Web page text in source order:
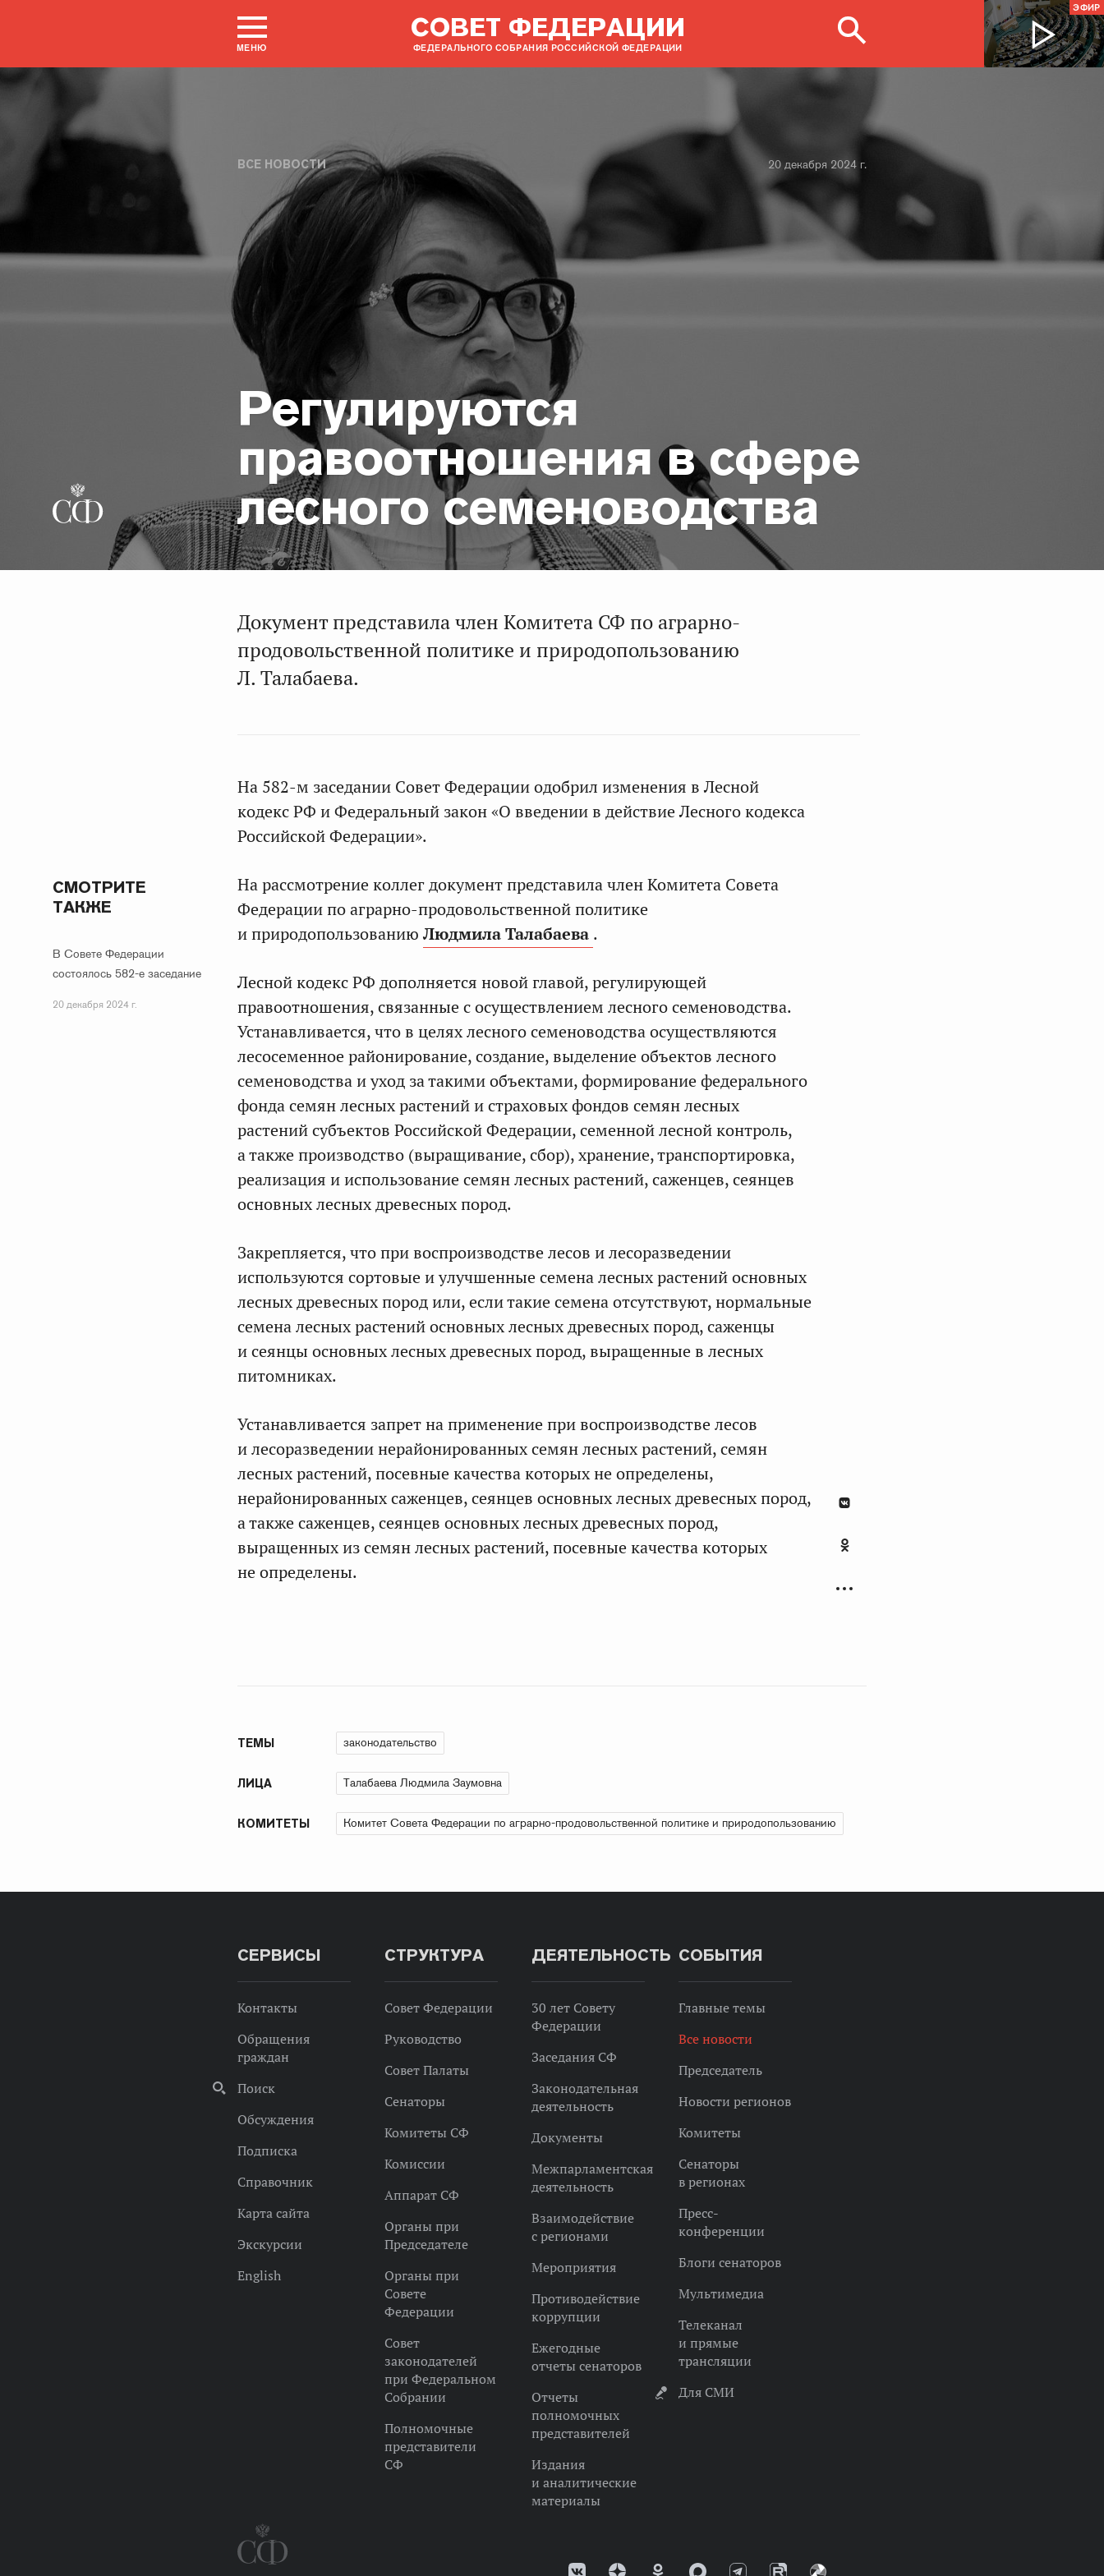
МЕНЮ
СОВЕТ ФЕДЕРАЦИИ
ФЕДЕРАЛЬНОГО СОБРАНИЯ РОССИЙСКОЙ ФЕДЕРАЦИИ
ЭФИР
ВСЕ НОВОСТИ
Регулируются
правоотношения в сфере
лесного семеноводства
20 декабря 2024 г.
Документ представила член Комитета СФ по аграрно-
продовольственной политике и природопользованию
Л. Талабаева.
На 582-м заседании Совет Федерации одобрил изменения в Лесной
кодекс РФ и Федеральный закон «О введении в действие Лесного кодекса
Российской Федерации».
СМОТРИТЕ
ТАКЖЕ
В Совете Федерации
состоялось 582-е заседание
20 декабря 2024 г.
На рассмотрение коллег документ представила член Комитета Совета
Федерации по аграрно-продовольственной политике
и природопользованию Людмила Талабаева .
Лесной кодекс РФ дополняется новой главой, регулирующей
правоотношения, связанные с осуществлением лесного семеноводства.
Устанавливается, что в целях лесного семеноводства осуществляются
лесосеменное районирование, создание, выделение объектов лесного
семеноводства и уход за такими объектами, формирование федерального
фонда семян лесных растений и страховых фондов семян лесных
растений субъектов Российской Федерации, семенной лесной контроль,
а также производство (выращивание, сбор), хранение, транспортировка,
реализация и использование семян лесных растений, саженцев, сеянцев
основных лесных древесных пород.
Закрепляется, что при воспроизводстве лесов и лесоразведении
используются сортовые и улучшенные семена лесных растений основных
лесных древесных пород или, если такие семена отсутствуют, нормальные
семена лесных растений основных лесных древесных пород, саженцы
и сеянцы основных лесных древесных пород, выращенные в лесных
питомниках.
Устанавливается запрет на применение при воспроизводстве лесов
и лесоразведении нерайонированных семян лесных растений, семян
лесных растений, посевные качества которых не определены,
нерайонированных саженцев, сеянцев основных лесных древесных пород,
а также саженцев, сеянцев основных лесных древесных пород,
выращенных из семян лесных растений, посевные качества которых
не определены.
ТЕМЫ законодательство
ЛИЦА Талабаева Людмила Заумовна
КОМИТЕТЫ Комитет Совета Федерации по аграрно-продовольственной политике и природопользованию
СЕРВИСЫ
Контакты
Обращения
граждан
Поиск
Обсуждения
Подписка
Справочник
Карта сайта
Экскурсии
English
СТРУКТУРА
Совет Федерации
Руководство
Совет Палаты
Сенаторы
Комитеты СФ
Комиссии
Аппарат СФ
Органы при
Председателе
Органы при
Совете
Федерации
Совет
законодателей
при Федеральном
Собрании
Полномочные
представители
СФ
ДЕЯТЕЛЬНОСТЬ
30 лет Совету
Федерации
Заседания СФ
Законодательная
деятельность
Документы
Межпарламентская
деятельность
Взаимодействие
с регионами
Мероприятия
Противодействие
коррупции
Ежегодные
отчеты сенаторов
Отчеты
полномочных
представителей
Издания
и аналитические
материалы
СОБЫТИЯ
Главные темы
Все новости
Председатель
Новости регионов
Комитеты
Сенаторы
в регионах
Пресс-
конференции
Блоги сенаторов
Мультимедиа
Телеканал
и прямые
трансляции
Для СМИ